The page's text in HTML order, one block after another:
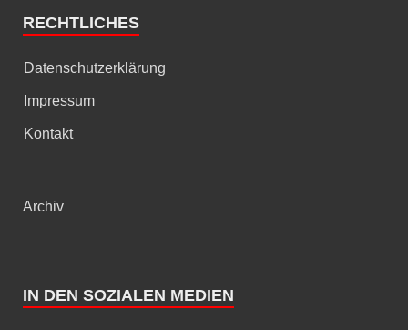
RECHTLICHES
Datenschutzerklärung
Impressum
Kontakt
Archiv
IN DEN SOZIALEN MEDIEN